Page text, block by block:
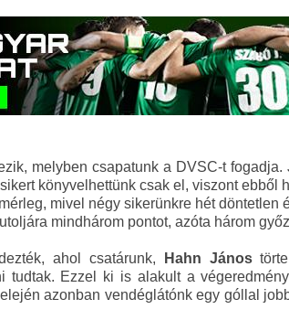
melyben csapatunk a DVSC-t fogadja.
könyvelhettünk csak el, viszont ebből
mivel négy sikerünkre hét
mindhárom pontot, azóta három
ahol csatárunk, Hahn János
Ezzel ki is alakult a
azonban vendéglátónk egy góllal